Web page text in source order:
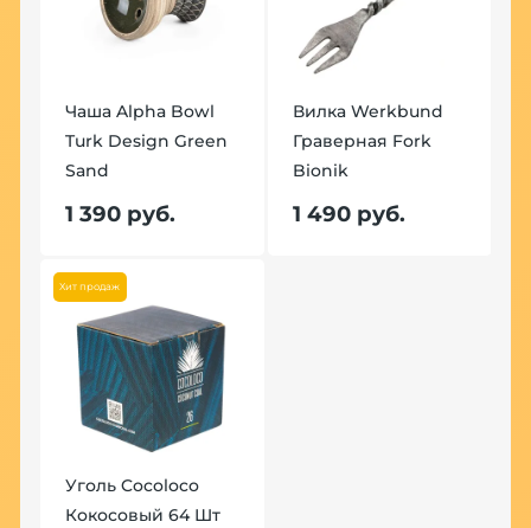
Чаша Alpha Bowl
Turk Design Green
Sand
1 390 руб.
Вилка Werkbund
Граверная Fork
Bionik
1 490 руб.
Хит продаж
Уголь Cocoloco
Кокосовый 64 Шт